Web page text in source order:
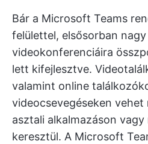
Bár a Microsoft Teams
felülettel, elsősorban
videokonferenciáira
lett kifejlesztve.
valamint online
videocsevegéseken
asztali alkalmazáson
keresztül. A Microsoft